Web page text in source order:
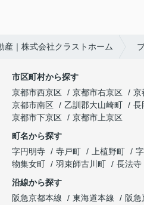
産｜株式会社クラストホーム
市区町村から探す
京都市西京区
京都市右京区 京
京都市南区
乙訓郡大山崎町 長
京都市下京区
京都市上京区
町名から探す
字円明寺
寺戸町 上植野町
物集女町
羽束師古川町 長法寺
沿線から探す
阪急京都本線
東海道本線
阪急